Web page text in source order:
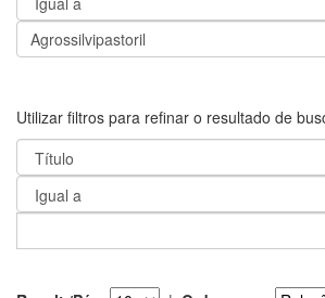
Utilizar filtros para refinar o resultado de